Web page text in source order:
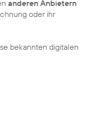
anderen Anbietern
oder ihr
bekannten digitalen